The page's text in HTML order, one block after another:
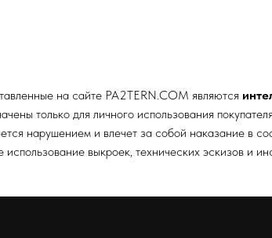
на сайте PA2TERN.COM являются
только для личного использования
нарушением и влечет за собой наказание в
выкроек, технических эскизов и